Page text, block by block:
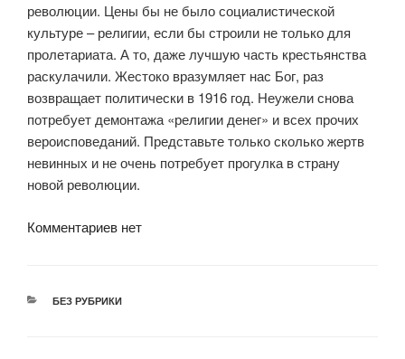
революции. Цены бы не было социалистической
культуре – религии, если бы строили не только для
пролетариата. А то, даже лучшую часть крестьянства
раскулачили. Жестоко вразумляет нас Бог, раз
возвращает политически в 1916 год. Неужели снова
потребует демонтажа «религии денег» и всех прочих
вероисповеданий. Представьте только сколько жертв
невинных и не очень потребует прогулка в страну
новой революции.
Комментариев нет
РУБРИКИ
БЕЗ РУБРИКИ